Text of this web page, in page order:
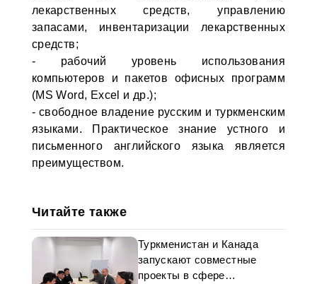
лекарственных средств, управлению
запасами, инвентаризации лекарственных
средств;
- рабочий уровень использования
компьютеров и пакетов офисных программ
(MS Word, Excel и др.);
- свободное владение русским и туркменским
языками. Практическое знание устного и
письменного английского языка является
преимуществом.
Читайте также
Туркменистан и Канада
запускают совместные
проекты в сфере